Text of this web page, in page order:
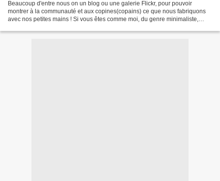
Beaucoup d'entre nous on un blog ou une galerie Flickr, pour pouvoir
montrer à la communauté et aux copines(copains) ce que nous fabriquons
avec nos petites mains ! Si vous êtes comme moi, du genre minimaliste,